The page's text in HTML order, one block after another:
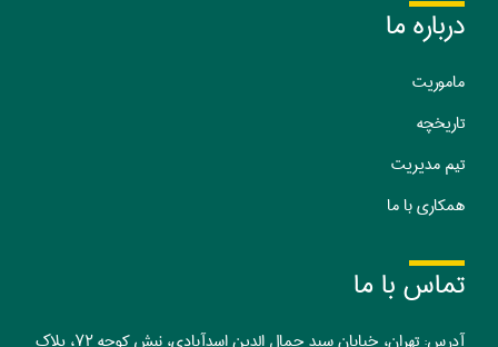
تماس با ما
درباره ما
ماموریت
تاریخچه
تیم مدیریت
همکاری با ما